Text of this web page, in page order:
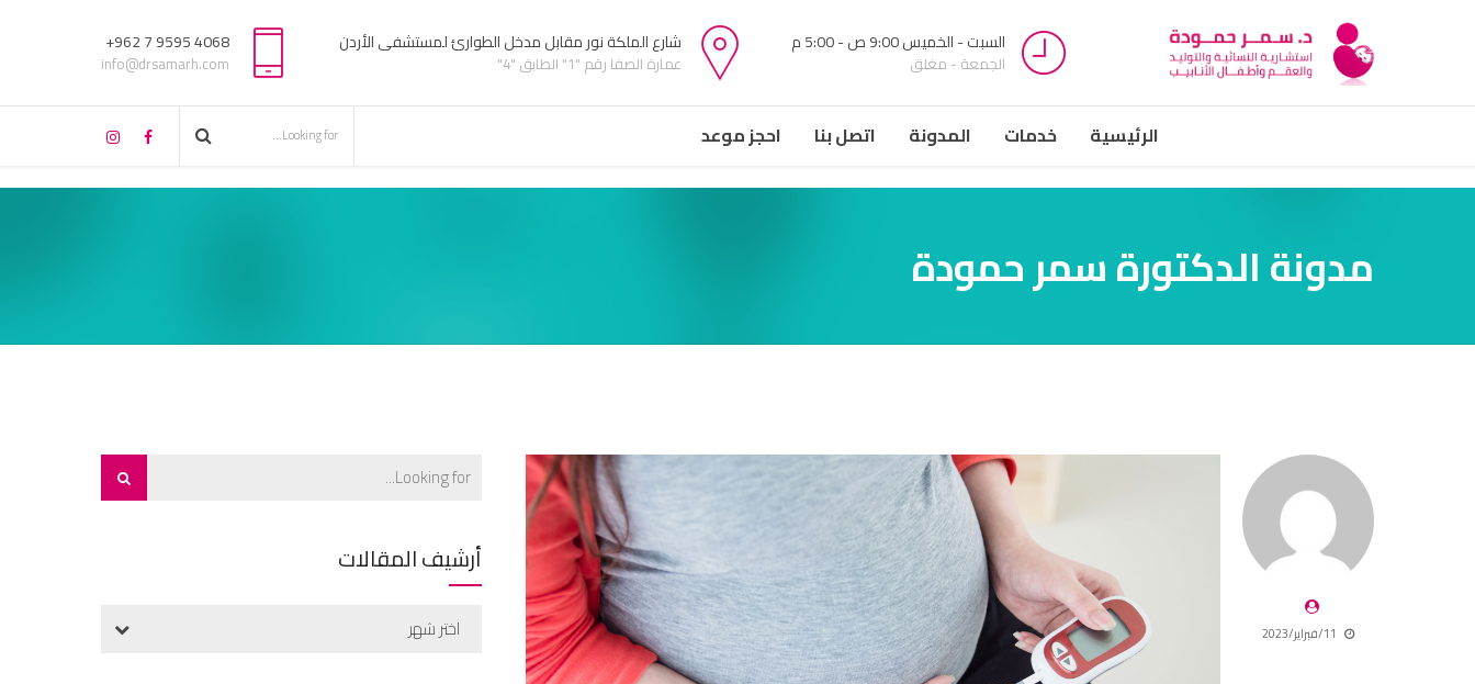
السبت - الخميس 9:00 ص - 5:00 م
الجمعة - مغلق
شارع الملكة نور مقابل مدخل الطوارئ لمستشفى الأردن
عمارة الصفا رقم "1" الطابق "4"
4068 9595 7 962+
info@drsamarh.com
الرئيسية خدمات المدونة اتصل بنا احجز موعد
مدونة الدكتورة سمر حمودة
11/فبراير/2023
أرشيف المقالات
اختر شهر